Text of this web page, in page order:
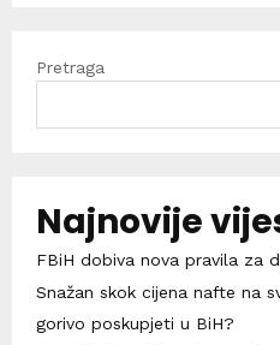
Pretraga
Najnovije
FBiH dobiva nova pravila za
Snažan skok cijena nafte na
gorivo poskupjeti u BiH?